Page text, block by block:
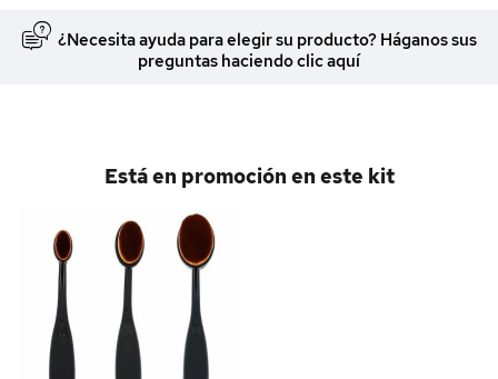
¿Necesita ayuda para elegir su producto? Háganos sus
preguntas haciendo clic aquí
Está en promoción en este kit